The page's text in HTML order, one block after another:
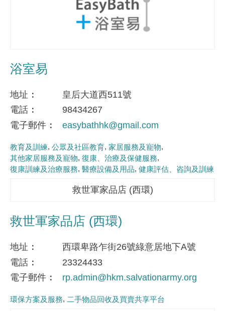
浴室易
地址
皇后大道西511號
電話
98434267
電子郵件
easybathhk@gmail.com
教育及訓練 公眾及社區教育 家居服務及寵物
其他家居服務及寵物 復康、治療及保健服務
復康訓練及治療服務 醫療設備及用品 健康評估、咨詢及訓練
救世軍家品店 (西環)
救世軍家品店 (西環)
地址
西環卑路乍街26號綠意居地下A號
電話
23324433
電子郵件
rp.admin@hkm.salvationarmy.org
環保方案及服務 二手物品回收及買賣共享平台